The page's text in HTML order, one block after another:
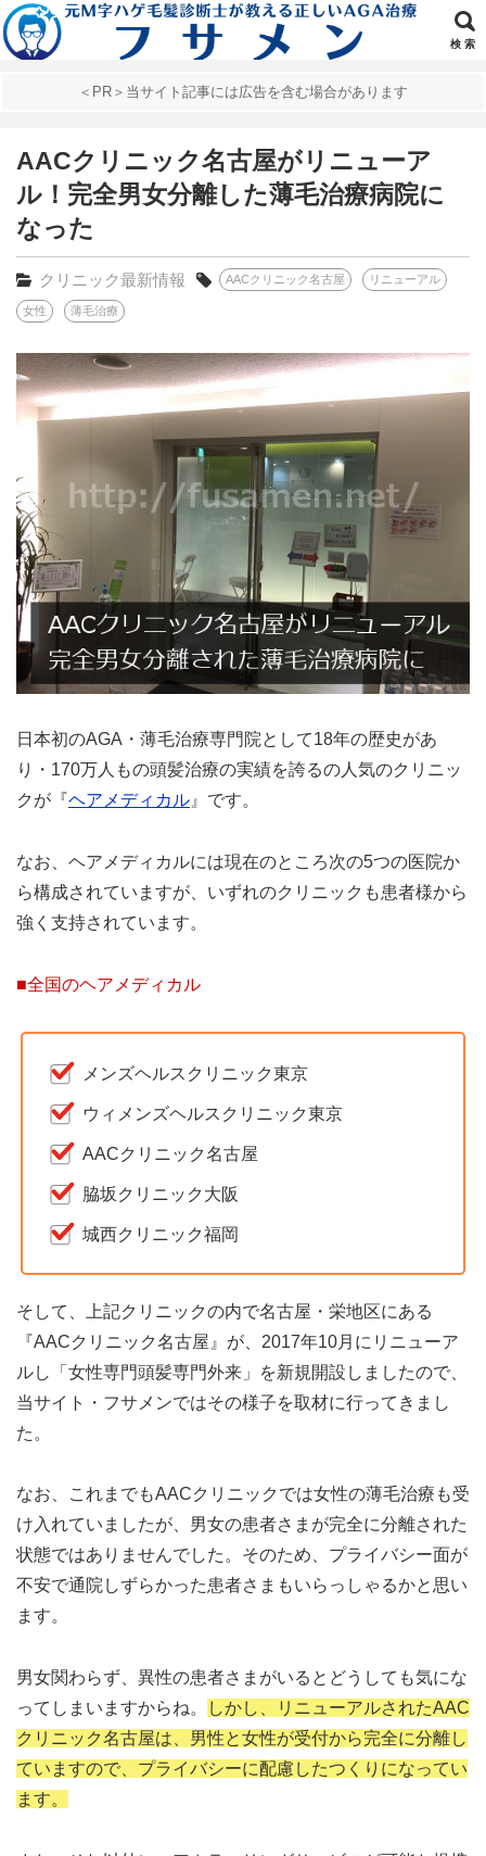
検 索
＜PR＞当サイト記事には広告を含む場合があります
AACクリニック名古屋がリニューア
ル！完全男女分離した薄毛治療病院に
なった
クリニック最新情報 AACクリニック名古屋 リニューアル
女性 薄毛治療
日本初のAGA・薄毛治療専門院として18年の歴史があ
り・170万人もの頭髪治療の実績を誇るの人気のクリニッ
クが『ヘアメディカル 』です。
なお、ヘアメディカルには現在のところ次の5つの医院か
ら構成されていますが、いずれのクリニックも患者様から
強く支持されています。
■全国のヘアメディカル
メンズヘルスクリニック東京
ウィメンズヘルスクリニック東京
AACクリニック名古屋
脇坂クリニック大阪
城西クリニック福岡
そして、上記クリニックの内で名古屋・栄地区にある
『AACクリニック名古屋』が、2017年10月にリニューア
ルし「女性専門頭髪専門外来」を新規開設しましたので、
当サイト・フサメンではその様子を取材に行ってきまし
た。
なお、これまでもAACクリニックでは女性の薄毛治療も受
け入れていましたが、男女の患者さまが完全に分離された
状態ではありませんでした。そのため、プライバシー面が
不安で通院しずらかった患者さまもいらっしゃるかと思い
ます。
男女関わらず、異性の患者さまがいるとどうしても気にな
ってしまいますからね。
しかし、リニューアルされたAAC
クリニック名古屋は、男性と女性が受付から完全に分離し
ていますので、プライバシーに配慮したつくりになってい
ます。